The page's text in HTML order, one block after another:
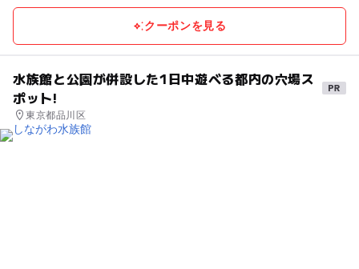
クーポンを見る
水族館と公園が併設した1日中遊べる都内の穴場ス
ポット!
東京都品川区